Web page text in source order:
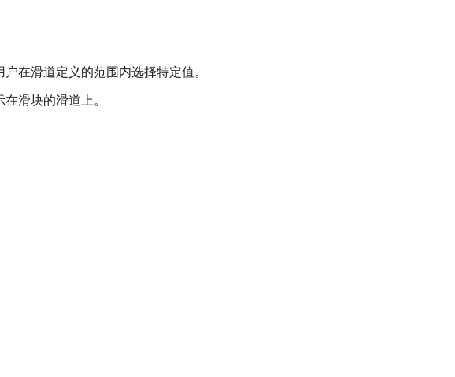
在滑道定义的范围内选择特定值。
滑块的滑道上。